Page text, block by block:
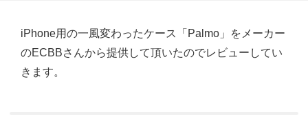
iPhone用の一風変わったケース「Palmo」をメーカー
のECBBさんから提供して頂いたのでレビューしてい
きます。